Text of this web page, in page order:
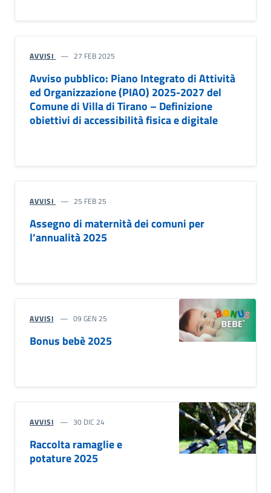
AVVISI 27 FEB 2025
Avviso pubblico: Piano Integrato di Attività
ed Organizzazione (PIAO) 2025-2027 del
Comune di Villa di Tirano – Definizione
obiettivi di accessibilità fisica e digitale
AVVISI 25 FEB 25
Assegno di maternità dei comuni per
l’annualità 2025
AVVISI 09 GEN 25
Bonus bebè 2025
AVVISI 30 DIC 24
Raccolta ramaglie e
potature 2025